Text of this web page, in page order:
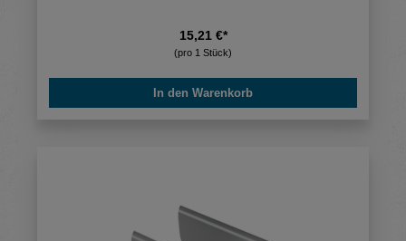
15,21 €*
(pro 1 Stück)
In den Warenkorb